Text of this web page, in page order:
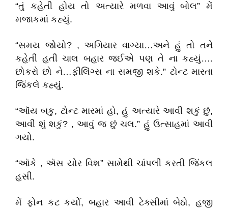
“તું કહેતી હોય તો અત્યારે મળવા આવું બોલ” મેં
મજાકમાં કહ્યું.
“સમય જોયો? , અગિયાર વાગ્યા…અને હું તો તને
કહેતી હતી ચાલ બહાર જઈએ પણ તે ના કહ્યું….
છોકરો છો ને…ફીલિંગ્સ ના સમજી શકે.” ટોન્ટ મારતા
જિંકલે કહ્યું.
“ઑય બકુ, ટોન્ટ મારમાં હો, હું અત્યારે આવી શકું છું,
આવી શું શકું? , આવું જ છું ચલ.” હું ઉત્સાહમાં આવી
ગયો.
“ઑકે , ઍસ યોર વિશ” સામેથી ચાંપલી કરતી જિંકલ
હસી.
મેં ફોન કટ કર્યો, બહાર આવી ટેક્સીમાં બેઠો, હજી